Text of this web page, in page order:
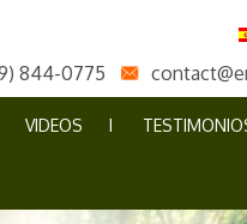
844-0775
VIDEOS